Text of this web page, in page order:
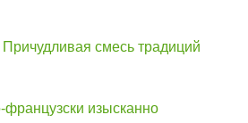
Причудливая смесь традиций
французски изысканно